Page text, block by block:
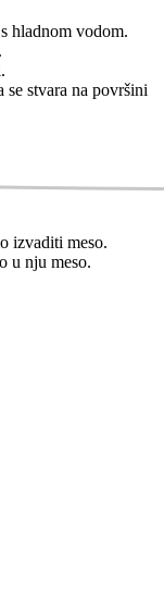
hladnom vodom.
stvara na površini
izvaditi meso.
u nju meso.